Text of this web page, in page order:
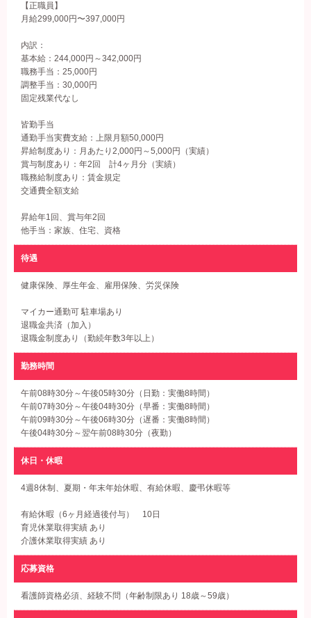
【正職員】
月給299,000円〜397,000円
内訳：
基本給：244,000円～342,000円
職務手当：25,000円
調整手当：30,000円
固定残業代なし
皆勤手当
通勤手当実費支給：上限月額50,000円
昇給制度あり：月あたり2,000円～5,000円（実績）
賞与制度あり：年2回 計4ヶ月分（実績）
職務給制度あり：賃金規定
交通費全額支給
昇給年1回、賞与年2回
他手当：家族、住宅、資格
待遇
健康保険、厚生年金、雇用保険、労災保険
マイカー通勤可 駐車場あり
退職金共済（加入）
退職金制度あり（勤続年数3年以上）
勤務時間
午前08時30分～午後05時30分（日勤：実働8時間）
午前07時30分～午後04時30分（早番：実働8時間）
午前09時30分～午後06時30分（遅番：実働8時間）
午後04時30分～翌午前08時30分（夜勤）
休日・休暇
4週8休制、夏期・年末年始休暇、有給休暇、慶弔休暇等
有給休暇（6ヶ月経過後付与） 10日
育児休業取得実績 あり
介護休業取得実績 あり
応募資格
看護師資格必須、経験不問（年齢制限あり 18歳～59歳）